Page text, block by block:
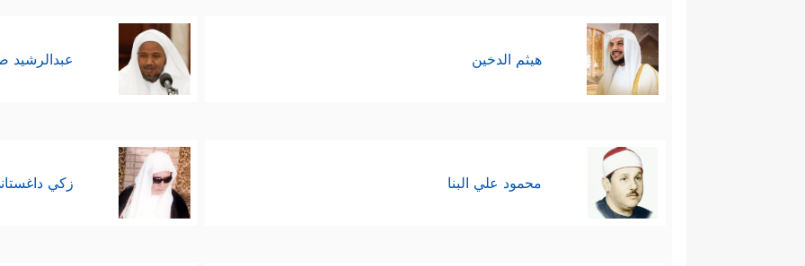
هيثم الدخين عبدالرشيد
محمود علي البنا زكي